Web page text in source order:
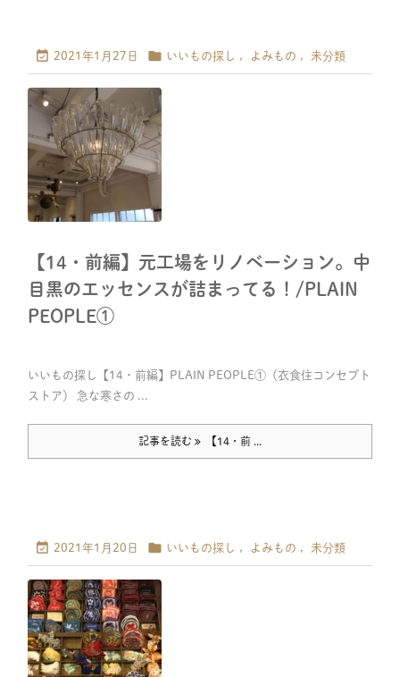
 2021年1月27日  いいもの探し , よみもの , 未分類
【14・前編】元工場をリノベーション。中
目黒のエッセンスが詰まってる！/PLAIN
PEOPLE①
いいもの探し【14・前編】PLAIN PEOPLE①（衣食住コンセプト
ストア） 急な寒さの ...
記事を読む 【14・前 ...
 2021年1月20日  いいもの探し , よみもの , 未分類